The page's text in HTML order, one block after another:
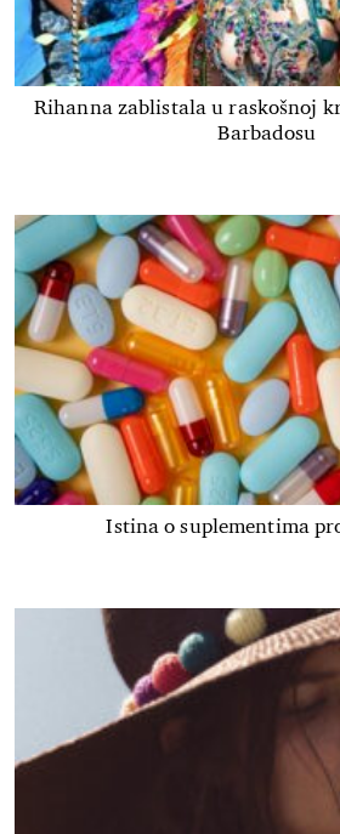
Rihanna zablistala u raskošnoj
Barbadosu
Istina o suplementima